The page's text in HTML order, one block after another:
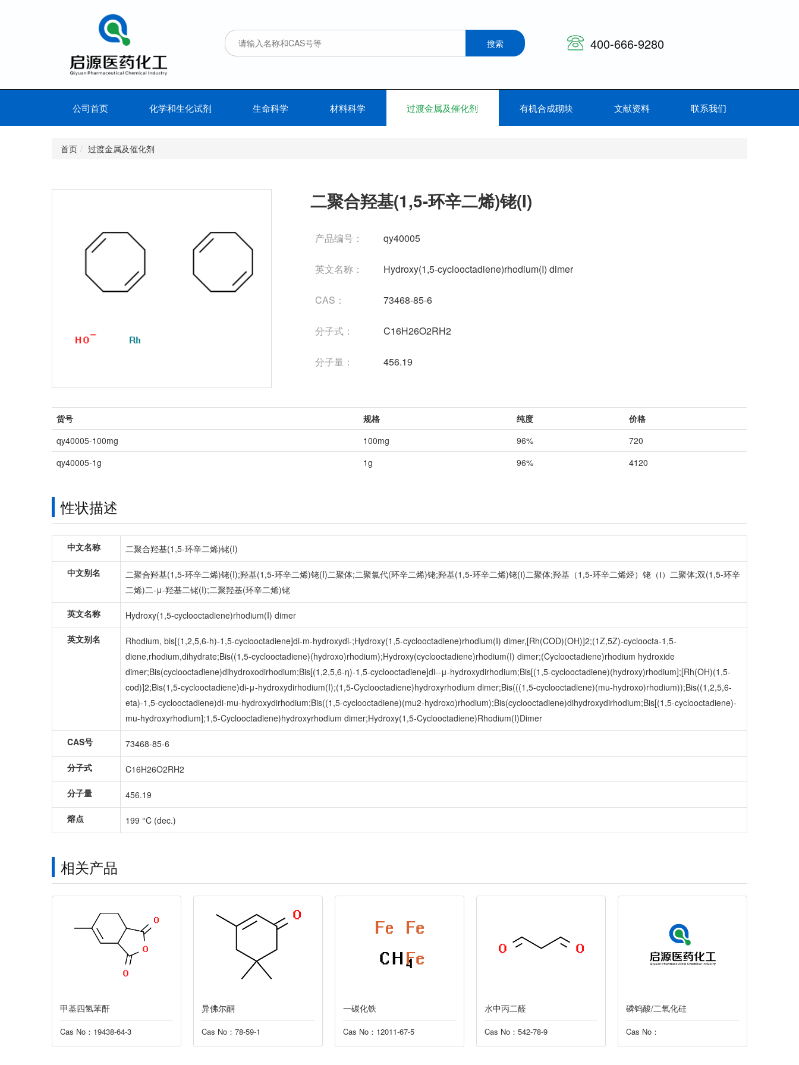
400-666-9280
公司首页 化学和生化试剂 生命科学 材料科学 过渡金属及催化剂 有机合成砌块 文献资料 联系我们
首页 过渡金属及催化剂
二聚合羟基(1,5-环辛二烯)铑(I)
产品编号： qy40005
英文名称： Hydroxy(1,5-cyclooctadiene)rhodium(I) dimer
CAS： 73468-85-6
分子式： C16H26O2RH2
分子量： 456.19
货号 规格 纯度
价格
qy40005-100mg
100mg 96%
720
qy40005-1g
1g 96% 4120
性状描述
中文名称
二聚合羟基(1,5-环辛二烯)铑(I)
中文别名
二聚合羟基(1,5-环辛二烯)铑(I);羟基(1,5-环辛二烯)铑(I)二聚体;二聚氯代(环辛二烯)铑;羟基(1,5-环辛二烯)铑(Ⅰ)二聚体;羟基（1,5-环辛二烯烃）铑（Ⅰ）二聚体;双(1,5-环辛
二烯)二-μ-羟基二铑(I);二聚羟基(环辛二烯)铑
英文名称
Hydroxy(1,5-cyclooctadiene)rhodium(I) dimer
英文别名
Rhodium, bis[(1,2,5,6-h)-1,5-cyclooctadiene]di-m-hydroxydi-;Hydroxy(1,5-cyclooctadiene)rhodium(I) dimer,[Rh(COD)(OH)]2;(1Z,5Z)-cycloocta-1,5-
diene,rhodium,dihydrate;Bis((1,5-cyclooctadiene)(hydroxo)rhodium);Hydroxy(cyclooctadiene)rhodium(I) dimer;(Cyclooctadiene)rhodium hydroxide
dimer;Bis(cyclooctadiene)dihydroxodirhodium;Bis[(1,2,5,6-η)-1,5-cyclooctadiene]di--μ-hydroxydirhodium;Bis[(1,5-cyclooctadiene)(hydroxy)rhodium];[Rh(OH)(1,5-
cod)]2;Bis(1,5-cyclooctadiene)di-μ-hydroxydirhodium(I);(1,5-Cyclooctadiene)hydroxyrhodium dimer;Bis(((1,5-cyclooctadiene)(mu-hydroxo)rhodium));Bis((1,2,5,6-
eta)-1,5-cyclooctadiene)di-mu-hydroxydirhodium;Bis((1,5-cyclooctadiene)(mu2-hydroxo)rhodium);Bis(cyclooctadiene)dihydroxydirhodium;Bis[(1,5-cyclooctadiene)-
mu-hydroxyrhodium];1,5-Cyclooctadiene)hydroxyrhodium dimer;Hydroxy(1,5-Cyclooctadiene)Rhodium(I)Dimer
CAS号
73468-85-6
分子式
C16H26O2RH2
分子量
456.19
熔点
199 °C (dec.)
相关产品
异佛尔酮
Cas No：78-59-1
一碳化铁
Cas No：12011-67-5
水中丙二醛
Cas No：542-78-9
磷钨酸/二氧化硅
Cas No：
磷钨酸/活性氧化铝
Cas No：